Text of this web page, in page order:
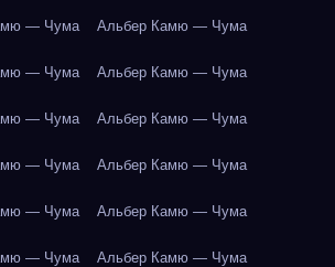
— Чума Альбер Камю — Чума
— Чума Альбер Камю — Чума
— Чума Альбер Камю — Чума
— Чума Альбер Камю — Чума
— Чума Альбер Камю — Чума
— Чума Альбер Камю — Чума